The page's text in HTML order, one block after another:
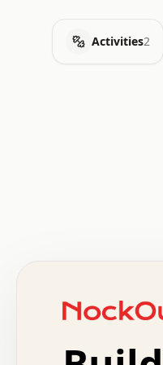
Activities2
.   +   .   .   o
.   .   .   o   .   .
.   .   .   .   +